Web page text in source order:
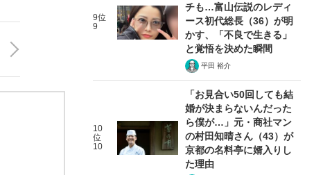
9位
9
チも…富山伝説のレディ
ース初代総長（36）が明
かす、「不良で生きる」
と覚悟を決めた瞬間
平田 裕介
10
位
10
「お見合い50回しても結
婚が決まらないんだった
ら僕が…」元・商社マン
の村田知晴さん（43）が
京都の名料亭に婿入りし
た理由